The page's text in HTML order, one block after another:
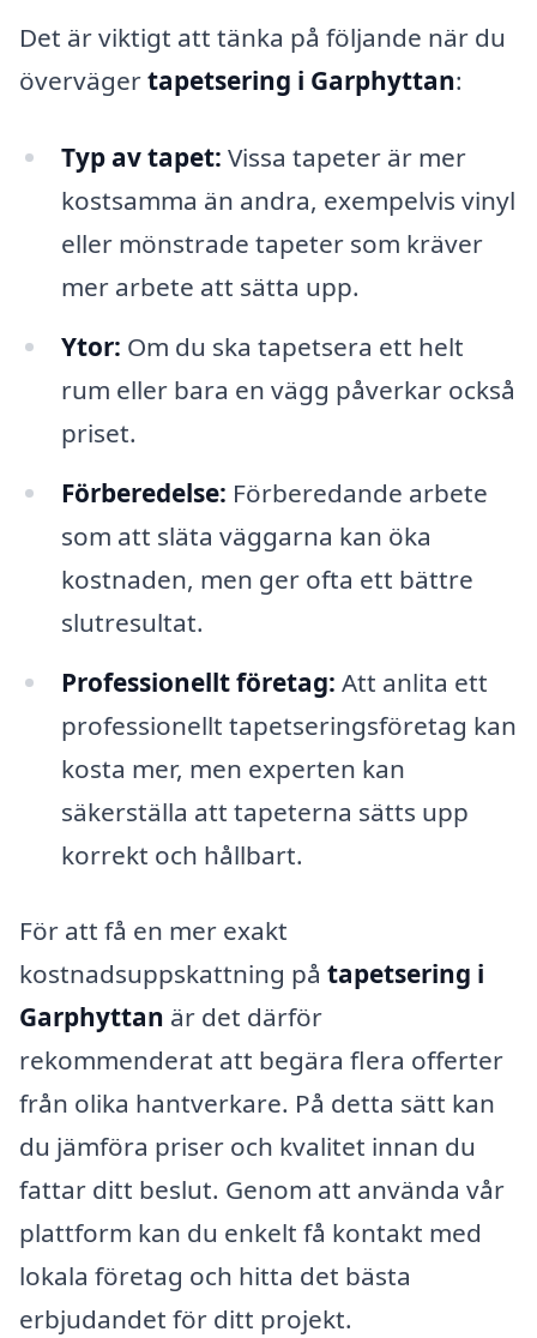
Det är viktigt att tänka på följande när du
övervägertapetsering i Garphyttan:
Typ av tapet: Vissa tapeter är mer
kostsamma än andra, exempelvis vinyl
eller mönstrade tapeter som kräver
mer arbete att sätta upp.
Ytor: Om du ska tapetsera ett helt
rum eller bara en vägg påverkar också
priset.
Förberedelse: Förberedande arbete
som att släta väggarna kan öka
kostnaden, men ger ofta ett bättre
slutresultat.
Professionellt företag: Att anlita ett
professionellt tapetseringsföretag kan
kosta mer, men experten kan
säkerställa att tapeterna sätts upp
korrekt och hållbart.
För att få en mer exakt
kostnadsuppskattning på tapetsering i
Garphyttan är det därför
rekommenderat att begära flera offerter
från olika hantverkare. På detta sätt kan
du jämföra priser och kvalitet innan du
fattar ditt beslut. Genom att använda vår
plattform kan du enkelt få kontakt med
lokala företag och hitta det bästa
erbjudandet för ditt projekt.